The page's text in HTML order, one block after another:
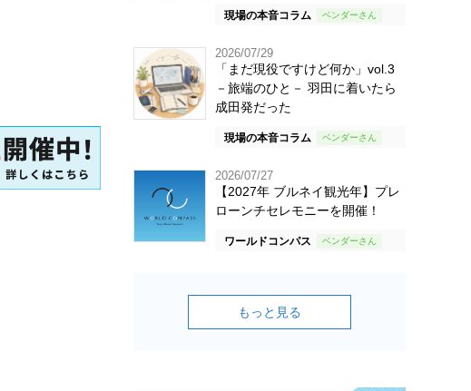
現場の本音コラム
2026/07/29
「まだ現役ですけど何か」vol.3
－旅端のひと－ 羽田に着いたら
成田発だった
現場の本音コラム
2026/07/27
【2027年 ブルネイ観光年】プレ
ローンチセレモニーを開催！
ワールドコンパス
もっと見る